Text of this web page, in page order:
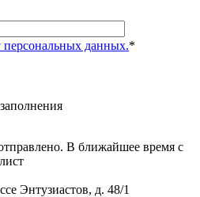
персональных данных.*
В ближайшее время с
Энтузиастов, д. 48/1